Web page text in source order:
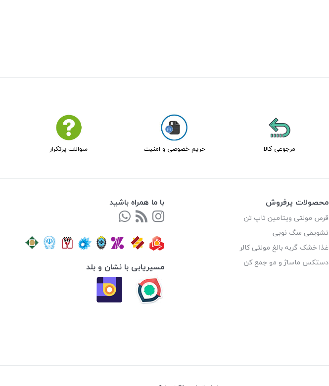
مرجوعی کالا حریم خصوصی و امنیت سوالات پرتکرار
محصولات پرفروش
قرص مولتی ویتامین تاپ تن
تشویقی سگ نوبی
غذا خشک گربه بالغ مولتی کالر
دستکس ماساژ و مو جمع کن
با ما همراه باشید
مسیریابی با نشان و بلد